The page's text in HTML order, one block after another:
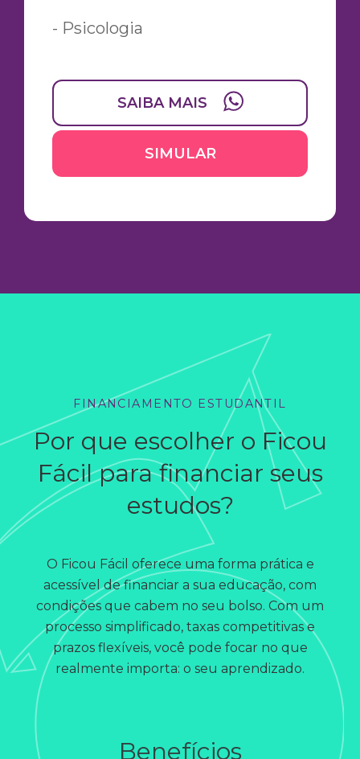
- Psicologia
SAIBA MAIS
SIMULAR
FINANCIAMENTO ESTUDANTIL
Por que escolher o Ficou
Fácil para financiar seus
estudos?
O Ficou Fácil oferece uma forma prática e
acessível de financiar a sua educação, com
condições que cabem no seu bolso. Com um
processo simplificado, taxas competitivas e
prazos flexíveis, você pode focar no que
realmente importa: o seu aprendizado.
Benefícios